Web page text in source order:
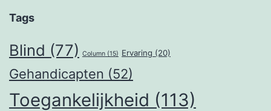
Tags
Blind (77) Column (15) Ervaring (20)
Gehandicapten (52)
Toegankelijkheid (113)